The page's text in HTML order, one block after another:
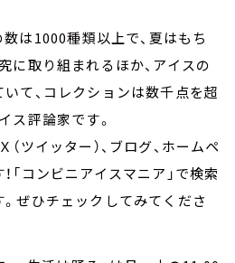
は1000種類以上で、夏はもち
に取り組まれるほか、アイスの
て、コレクションは数千点を超
ス評論家です。
ツイッター）、ブログ、ホームペ
「コンビニアイスマニア」で検索
ぜひチェックしてみてくださ